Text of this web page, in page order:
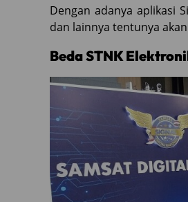
Dengan adanya aplikasi
dan lainnya tentunya
Beda STNK